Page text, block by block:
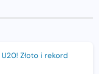
Złoto i rekord